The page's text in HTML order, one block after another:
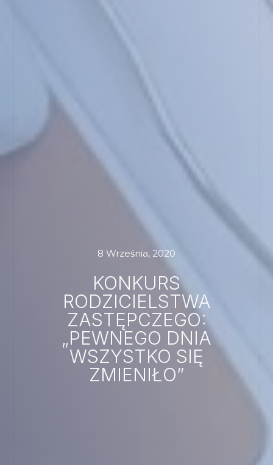
8 Września, 2020
KONKURS
RODZICIELSTWA
ZASTĘPCZEGO:
„PEWNEGO DNIA
WSZYSTKO SIĘ
ZMIENIŁO”